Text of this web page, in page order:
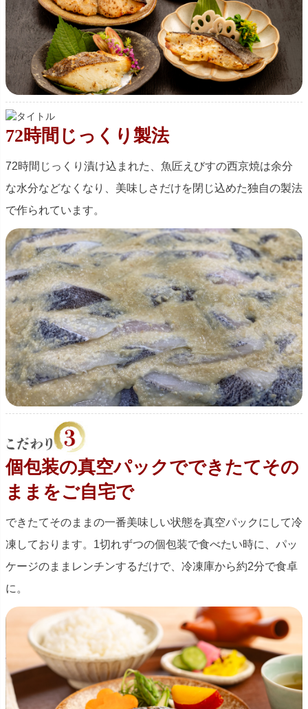
72時間じっくり製法
72時間じっくり漬け込まれた、魚匠えびすの西京焼は余分
な水分などなくなり、美味しさだけを閉じ込めた独自の製法
で作られています。
個包装の真空パックでできたてその
ままをご自宅で
できたてそのままの一番美味しい状態を真空パックにして冷
凍しております。1切れずつの個包装で食べたい時に、パッ
ケージのままレンチンするだけで、冷凍庫から約2分で食卓
に。